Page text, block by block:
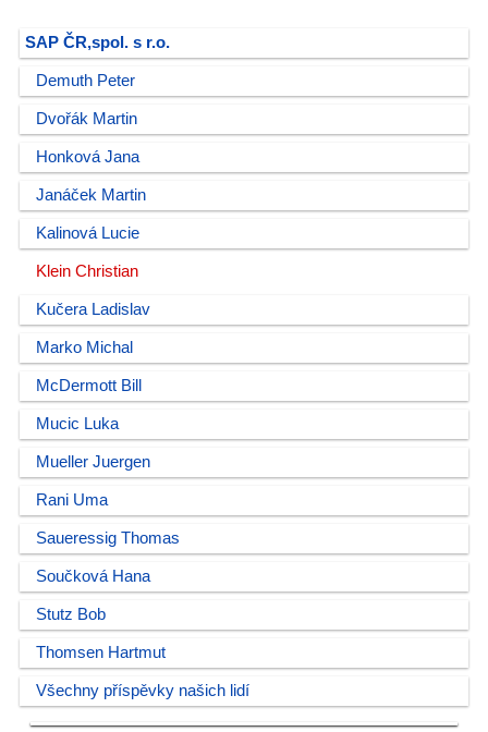
SAP ČR,spol. s r.o.
Demuth Peter
Dvořák Martin
Honková Jana
Janáček Martin
Kalinová Lucie
Klein Christian
Kučera Ladislav
Marko Michal
McDermott Bill
Mucic Luka
Mueller Juergen
Rani Uma
Saueressig Thomas
Součková Hana
Stutz Bob
Thomsen Hartmut
Všechny příspěvky našich lidí